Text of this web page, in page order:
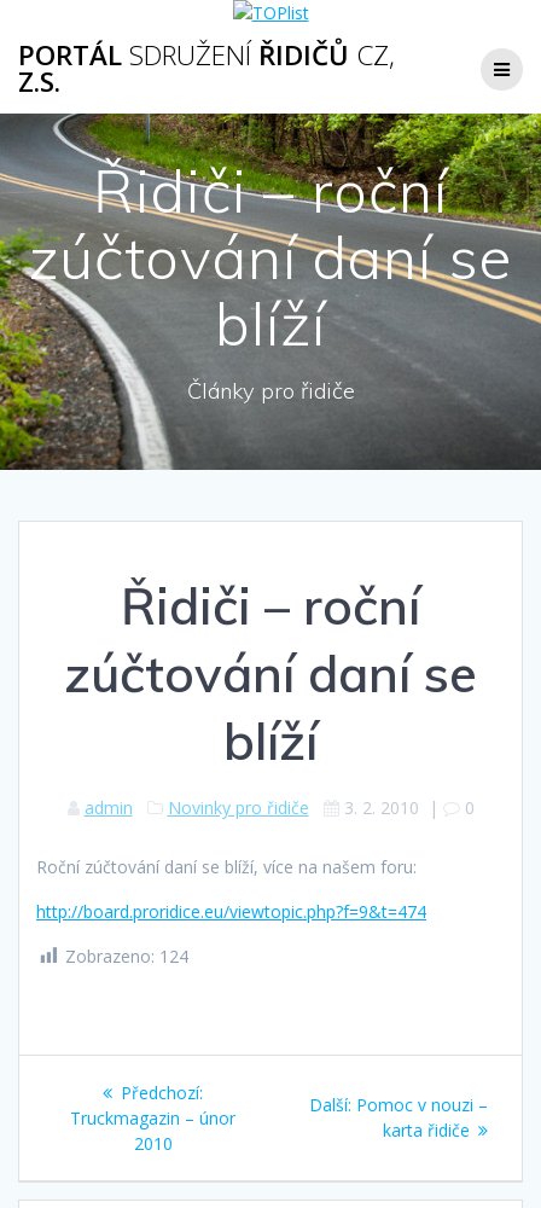
Přeskočit
na
obsah
PORTÁLSDRUŽENÍ ŘIDIČŮ CZ,
Z.S.
Řidiči – roční
zúčtování daní se
blíží
Články pro řidiče
Řidiči – roční
zúčtování daní se
blíží
admin Novinky pro řidiče 3. 2. 2010 | 0
Roční zúčtování daní se blíží, více na našem foru:
http://board.proridice.eu/viewtopic.php?f=9&t=474
Zobrazeno: 124
Navigace
pro
příspěvek
Předchozí:
příspěvek:
Truckmagazin – únor
2010
Další: Další
příspěvek:
Pomoc v nouzi –
karta řidiče